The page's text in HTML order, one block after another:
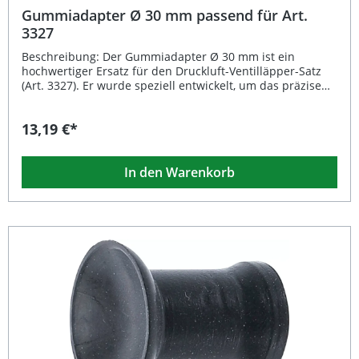
Gummiadapter Ø 30 mm passend für Art.
3327
Beschreibung: Der Gummiadapter Ø 30 mm ist ein
hochwertiger Ersatz für den Druckluft-Ventilläpper-Satz
(Art. 3327). Er wurde speziell entwickelt, um das präzise
optimale Arbeitsergebnisse. Das widerstandsfähige
und eine sichere Handhabung bei jedem Einsatz. Ersatz-
Gummiadapter passend für Art. 3327 Gefertigt aus
strapazierfähigem, schwarzem Gummi Ideal für das
Einschleifen von Ventilsitzen im Zylinderkopf
Werkzeugsatz Leicht und langlebig mit einem Gewicht von
13,19 €*
In den Warenkorb